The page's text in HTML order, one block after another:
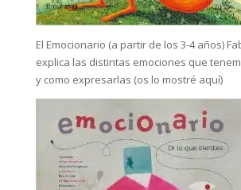
El Emocionario (a partir de los 3-4 años)
explica las distintas emociones que
y como expresarlas (os lo mostré aquí)